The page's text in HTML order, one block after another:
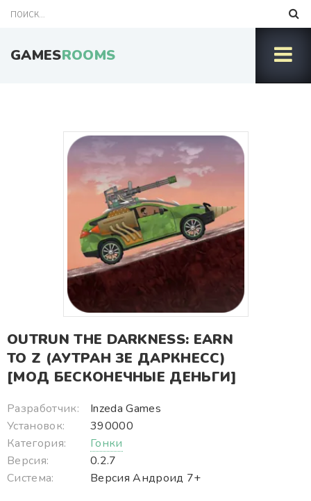
GAMESROOMS
OUTRUN THE DARKNESS: EARN
TO Z (АУТРАН ЗЕ ДАРКНЕСС)
[МОД БЕСКОНЕЧНЫЕ ДЕНЬГИ]
Разработчик:
Inzeda Games
Установок:
390000
Категория:
Гонки
Версия:
0.2.7
Система:
Версия Андроид 7+